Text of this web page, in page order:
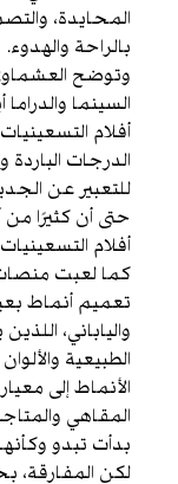
المحايدة،
بالراحة والهدوء.
وتوضح
السينما
أفلام
الدرجات الباردة
للتعبير عن
حتى أن كثيرًا من
أفلام
كما لعبت منصات
تعميم أنماط
والياباني،
الطبيعية
الأنماط إلى
المقاهي
بدأت تبدو
لكن المفارقة،